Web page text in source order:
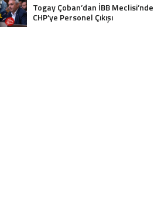
Togay Çoban’dan İBB Meclisi’nde
CHP’ye Personel Çıkışı